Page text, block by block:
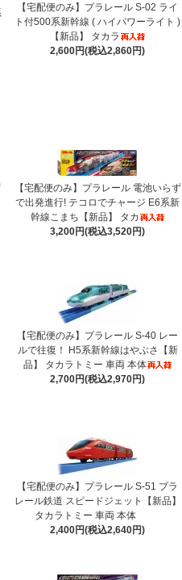
【宅配便のみ】プラレール S-02 ライ
ト付500系新幹線 ( ハイパワーライト )
【新品】 タカラ
2,600円(税込2,860円)
【宅配便のみ】プラレール 電池いらず
で出発進行! テコロでチャージ E6系新
幹線こまち【新品】 タカ
3,200円(税込3,520円)
【宅配便のみ】プラレール S-40 レー
ルで往復！ H5系新幹線はやぶさ【新
品】 タカラトミー 車両 本体
2,700円(税込2,970円)
【宅配便のみ】プラレール S-51 プラ
レール鉄道 スピードジェット【新品】
タカラトミー 車両 本体
2,400円(税込2,640円)